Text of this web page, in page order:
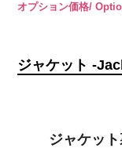
オプション価格/
ジャケット -
ジャケッ